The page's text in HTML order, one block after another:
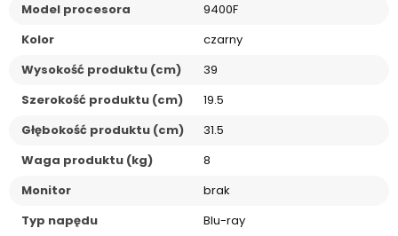
Model procesora
9400F
Kolor
czarny
Wysokość produktu (cm)
39
Szerokość produktu (cm)
19.5
Głębokość produktu (cm)
31.5
Waga produktu (kg)
8
Monitor
brak
Typ napędu
Blu-ray